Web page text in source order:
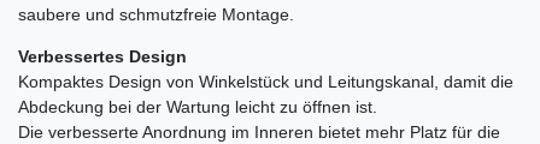
saubere und schmutzfreie Montage.
Verbessertes Design
Kompaktes Design von Winkelstück und Leitungskanal, damit die
Abdeckung bei der Wartung leicht zu öffnen ist.
Die verbesserte Anordnung im Inneren bietet mehr Platz für die